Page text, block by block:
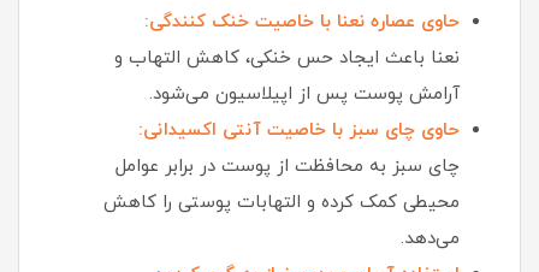
حاوی عصاره نعنا با خاصیت خنک‌ کنندگی:
نعنا باعث ایجاد حس خنکی، کاهش التهاب و
آرامش پوست پس از اپیلاسیون می‌شود.
حاوی چای سبز با خاصیت آنتی‌ اکسیدانی:
چای سبز به محافظت از پوست در برابر عوامل
محیطی کمک کرده و التهابات پوستی را کاهش
می‌دهد.